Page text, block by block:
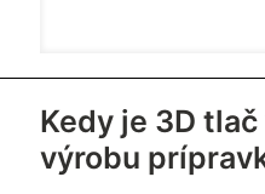
Kedy je 3D
výrobu